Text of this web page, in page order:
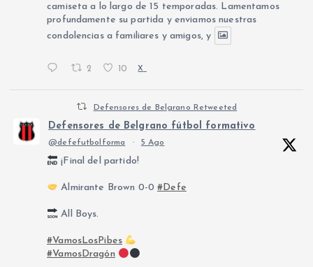
camiseta a lo largo de 15 temporadas. Lamentamos
profundamente su partida y enviamos nuestras
condolencias a familiares y amigos, y
2 10 X
Defensores de Belgrano Retweeted
Defensores de Belgrano fútbol formativo
@defefutbolforma · 5 Ago
¡Final del partido!
Almirante Brown 0-0#Defe
All Boys.
#VamosLosPibes
#VamosDragón